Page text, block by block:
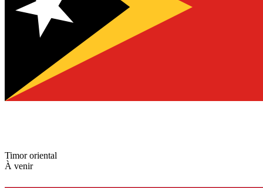
Timor oriental
À venir